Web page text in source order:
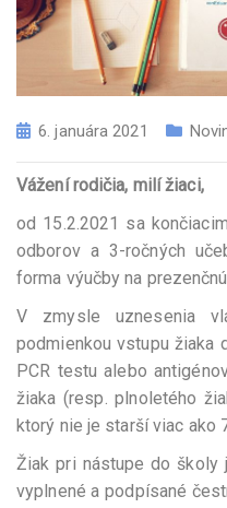
6. januára 2021
Vážení rodičia, milí žiaci,
od 15.2.2021 sa
odborov a 3-ročných
forma výučby na
V zmysle uznesenia
podmienkou vstupu žiaka
PCR testu alebo
žiaka (resp. plnoletého
ktorý nie je starší viac ako
Žiak pri nástupe do
vyplnené a podpísané